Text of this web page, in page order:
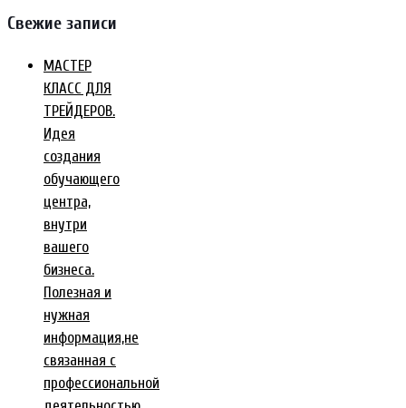
Свежие записи
МАСТЕР
КЛАСС ДЛЯ
ТРЕЙДЕРОВ.
Идея
создания
обучающего
центра,
внутри
вашего
бизнеса.
Полезная и
нужная
информация,не
связанная с
профессиональной